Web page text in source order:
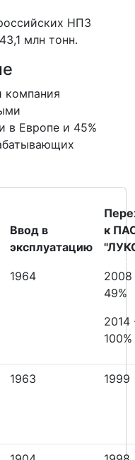
НПЗ
млн тонн.
компания
в Европе и 45%
Ввод в
эксплуатацию
к
1964
49%
2014
100%
1963 1999